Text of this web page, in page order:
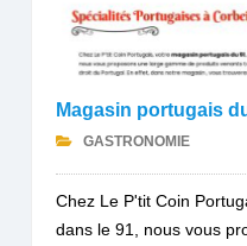
Magasin portugais
GASTRONOMIE
Chez Le P'tit Coin
dans le 91, nous vous